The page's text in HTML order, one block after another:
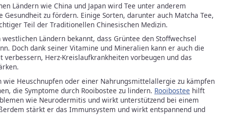
Ländern wie China und Japan wird Tee unter anderem
Gesundheit zu fördern. Einige Sorten, darunter auch Matcha Tee,
Teil der Traditionellen Chinesischen Medizin.
westlichen Ländern bekannt, dass Grüntee den Stoffwechsel
Doch dank seiner Vitamine und Mineralien kann er auch die
verbessern, Herz-Kreislaufkrankheiten vorbeugen und das
Heuschnupfen oder einer Nahrungsmittelallergie zu kämpfen
die Symptome durch Rooibostee zu lindern. Rooibostee hilft
wie Neurodermitis und wirkt unterstützend bei einem
stärkt er das Immunsystem und wirkt entspannend und